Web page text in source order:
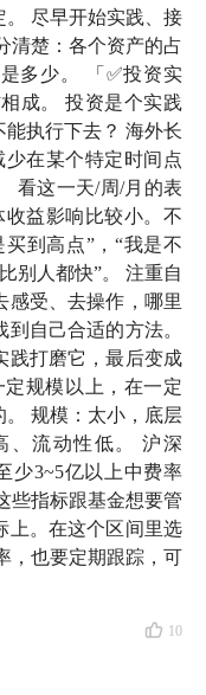
尽早开始实践、接
清楚：各个资产的占
多少。 「✅投资实
成。 投资是个实践
执行下去？ 海外长
在某个特定时间点
看这一天/周/月的表
益影响比较小。不
到高点”，“我是不
别人都快”。 注重自
感受、去操作，哪里
自己合适的方法。
践打磨它，最后变成
规模以上，在一定
。 规模：太小，底层
、流动性低。 沪深
少3~5亿以上中费率
些指标跟基金想要管
上。在这个区间里选
，也要定期跟踪，可
10